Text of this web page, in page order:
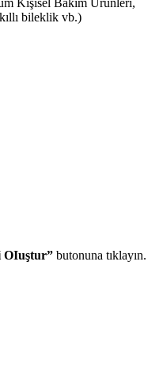
Kişisel Bakım Ürünleri,
bileklik vb.)
OIuştur” butonuna tıklayın.